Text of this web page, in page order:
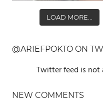
LOAD MORE...
@ARIEFPOKTO ON
Twitter feed is not
NEW COMMENTS